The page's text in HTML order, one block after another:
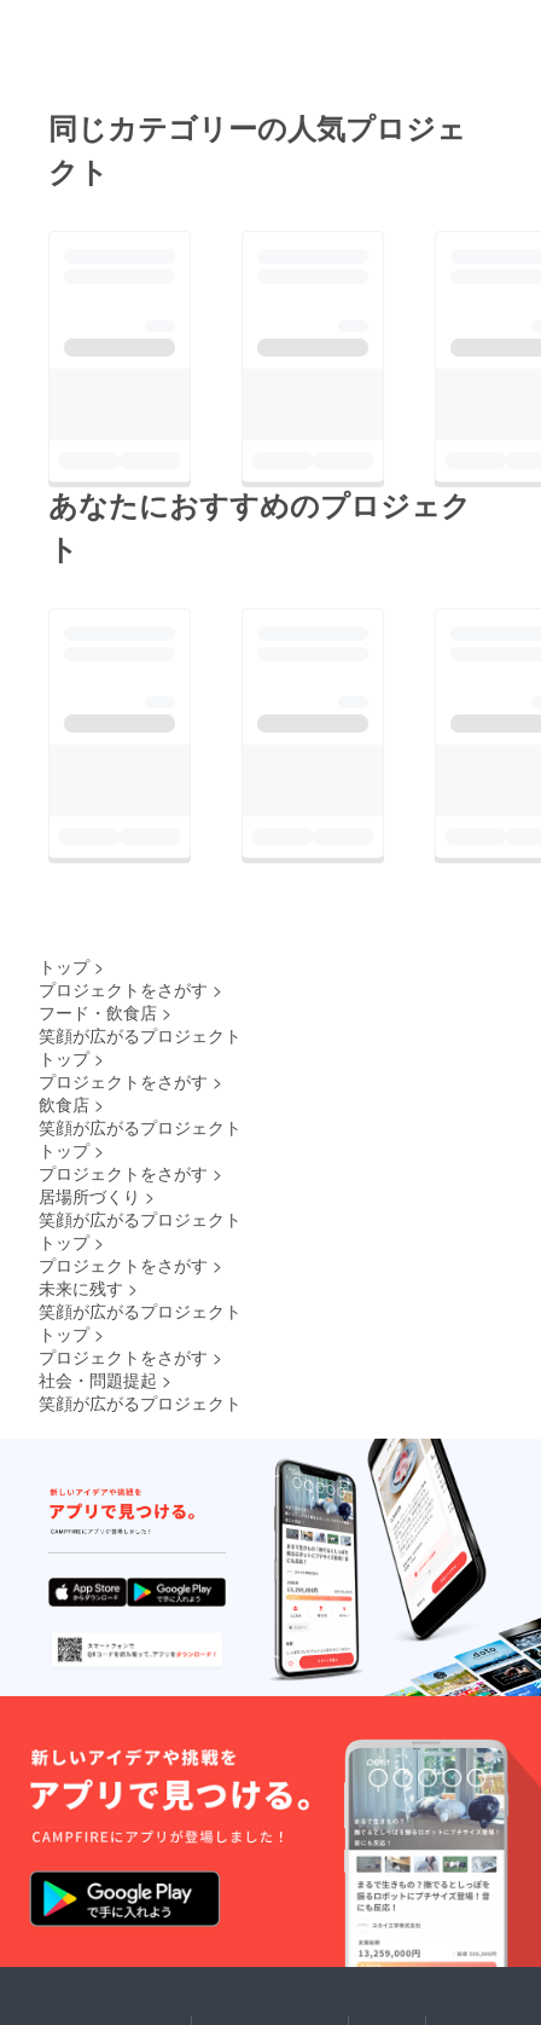
同じカテゴリーの人気プロジェ
クト
あなたにおすすめのプロジェク
ト
トップ >
プロジェクトをさがす >
フード・飲食店 >
笑顔が広がるプロジェクト
トップ >
プロジェクトをさがす >
飲食店 >
笑顔が広がるプロジェクト
トップ >
プロジェクトをさがす >
居場所づくり >
笑顔が広がるプロジェクト
トップ >
プロジェクトをさがす >
未来に残す >
笑顔が広がるプロジェクト
トップ >
プロジェクトをさがす >
社会・問題提起 >
笑顔が広がるプロジェクト